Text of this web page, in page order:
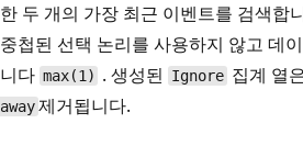
한 두 개의 가장 최근 이벤트를 검색합
중첩된 선택 논리를 사용하지 않고 데
니다 max(1) . 생성된 Ignore 집계 열
away제거됩니다.